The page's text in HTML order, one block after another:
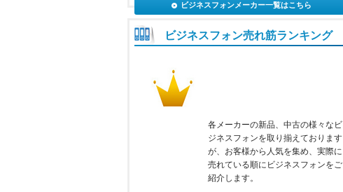
ビジネスフォンメーカー一覧はこちら
ビジネスフォン売れ筋ランキング
各メーカーの新品、中古の様々なビ
ジネスフォンを取り揃えております
が、お客様から人気を集め、実際に
売れている順にビジネスフォンをご
紹介します。